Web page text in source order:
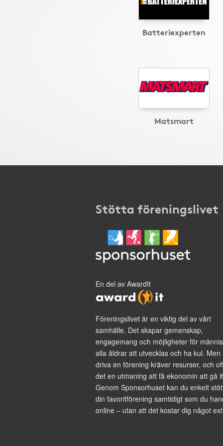
Batteriexperten
Matsmart
Stötta föreningslivet
En del av AwardIt
Föreningslivet är en viktig del av vårt
samhälle. Det skapar gemenskap,
engagemang och möjligheter för
alla åldrar att utvecklas och ha kul. Men
driva en förening kräver resurser, och
det en utmaning att få ekonomin att gå
Genom Sponsorhuset kan du enkelt
din favoritförening samtidigt som du
online – utan att det kostar dig något